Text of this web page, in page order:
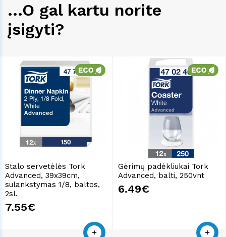
...O gal kartu norite
įsigyti?
Stalo servetėlės Tork
Advanced, 39x39cm,
sulankstymas 1/8, baltos,
2sl.
7.55€
Gėrimų padėkliukai Tork
Advanced, balti, 250vnt
6.49€